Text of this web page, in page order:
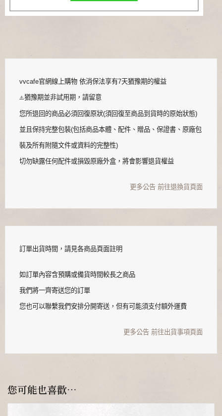
vvcafe官網線上購物 依消保法享有7天猶豫期的權益
⚠️猶豫期並非試用期，請留意
您所退回的商品必須回復原狀(須回復至商品到貨時的原始狀態)
並且保持完整包裝(包括商品本體、配件、贈品、保證書、原廠包
裝及所有附隨文件或資料的完整性)
切勿缺露任何配件或損毀原廠外盒，將會影響退貨權益
更多公告 前往退換貨頁面
訂單出貨時間，請見各商品頁面註明
如訂單內容含預購或備貨時間較長之商品
我們將一齊寄送您的訂單
您也可以聯繫我們安排分開寄送，但有可能須支付額外運費
更多公告 前往出貨事項頁面
您可能也喜歡…